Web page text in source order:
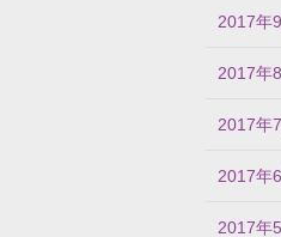
2017年
2017年
2017年
2017年
2017年